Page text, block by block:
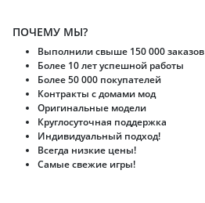
ПОЧЕМУ МЫ?
Выполнили свыше 150 000 заказов
Более 10 лет успешной работы
Более 50 000 покупателей
Контракты с домами мод
Оригинальные модели
Круглосуточная поддержка
Индивидуальный подход!
Всегда низкие цены!
Самые свежие игры!